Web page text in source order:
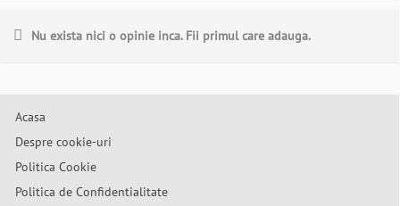
Nu exista nici o opinie inca. Fii primul care adauga.
Acasa
Despre cookie-uri
Politica Cookie
Politica de Confidentialitate